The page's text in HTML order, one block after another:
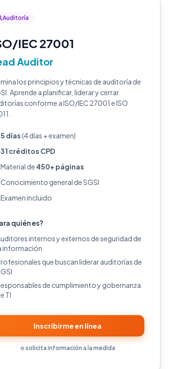
Auditoría
IEC 27001
Auditor
los principios y técnicas de auditoría de
Aprende a planificar, liderar y cerrar
conforme a ISO/IEC 27001 e ISO
5 días(4 días + examen)
31 créditos CPD
Material de 450+ páginas
Conocimiento general de SGSI
Examen incluido
quién es?
internos y externos de seguridad de
información
que buscan liderar auditorías de
de cumplimiento y gobernanza
TI
Inscribirme en línea
o solicita información a la medida